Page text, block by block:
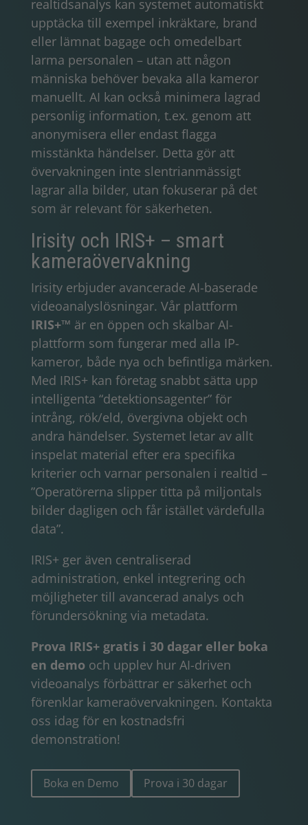
realtidsanalys kan systemet automatiskt
upptäcka till exempel inkräktare, brand
eller lämnat bagage och omedelbart
larma personalen – utan att någon
människa behöver bevaka alla kameror
manuellt. AI kan också minimera lagrad
personlig information, t.ex. genom att
anonymisera eller endast flagga
misstänkta händelser. Detta gör att
övervakningen inte slentrianmässigt
lagrar alla bilder, utan fokuserar på det
som är relevant för säkerheten.
Irisity och IRIS+ – smart
kameraövervakning
Irisity erbjuder avancerade AI-baserade
videoanalyslösningar. Vår plattform
IRIS+™ är en öppen och skalbar AI-
plattform som fungerar med alla IP-
kameror, både nya och befintliga märken.
Med IRIS+ kan företag snabbt sätta upp
intelligenta “detektionsagenter” för
intrång, rök/eld, övergivna objekt och
andra händelser. Systemet letar av allt
inspelat material efter era specifika
kriterier och varnar personalen i realtid –
”Operatörerna slipper titta på miljontals
bilder dagligen och får istället värdefulla
data”.
IRIS+ ger även centraliserad
administration, enkel integrering och
möjligheter till avancerad analys och
förundersökning via metadata.
Prova IRIS+ gratis i 30 dagar eller boka
en demo och upplev hur AI-driven
videoanalys förbättrar er säkerhet och
förenklar kameraövervakningen. Kontakta
oss idag för en kostnadsfri
demonstration!
Boka en Demo Prova i 30 dagar